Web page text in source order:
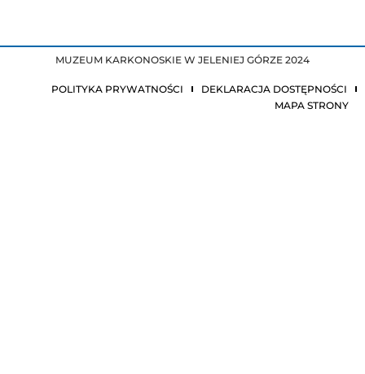
MUZEUM KARKONOSKIE W JELENIEJ GÓRZE 2024
POLITYKA PRYWATNOŚCI
DEKLARACJA DOSTĘPNOŚCI
MAPA STRONY